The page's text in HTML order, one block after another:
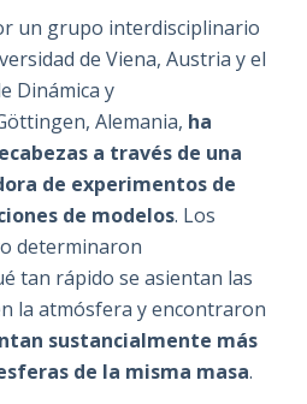
un grupo interdisciplinario
de Viena, Austria y el
Dinámica y
Alemania, ha
a través de una
de experimentos de
de modelos. Los
determinaron
tan rápido se asientan las
la atmósfera y encontraron
sustancialmente más
de la misma masa.